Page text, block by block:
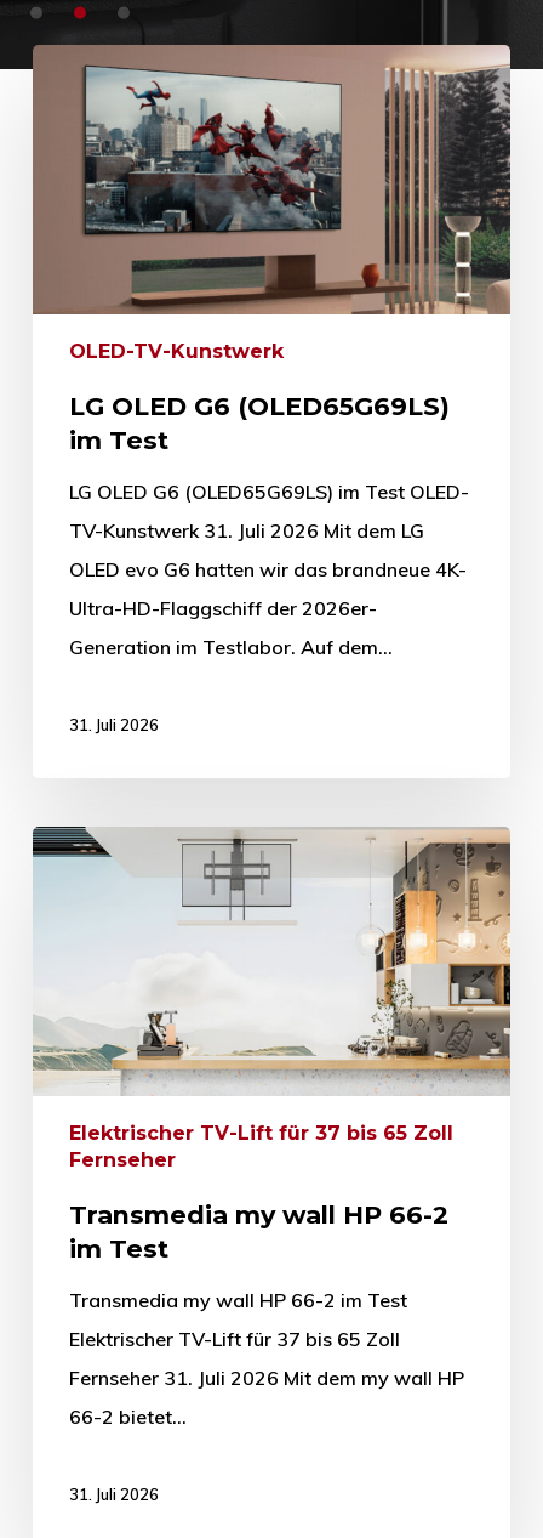
OLED-TV-Kunstwerk
LG OLED G6 (OLED65G69LS)
im Test
LG OLED G6 (OLED65G69LS) im Test OLED-
TV-Kunstwerk 31. Juli 2026 Mit dem LG
OLED evo G6 hatten wir das brandneue 4K-
Ultra-HD-Flaggschiff der 2026er-
Generation im Testlabor. Auf dem…
31. Juli 2026
Elektrischer TV-Lift für 37 bis 65 Zoll
Fernseher
Transmedia my wall HP 66-2
im Test
Transmedia my wall HP 66-2 im Test
Elektrischer TV-Lift für 37 bis 65 Zoll
Fernseher 31. Juli 2026 Mit dem my wall HP
66-2 bietet…
31. Juli 2026